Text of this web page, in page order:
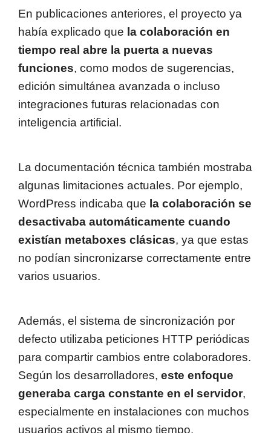
En publicaciones anteriores, el proyecto ya
había explicado que la colaboración en
tiempo real abre la puerta a nuevas
funciones, como modos de sugerencias,
edición simultánea avanzada o incluso
integraciones futuras relacionadas con
inteligencia artificial.
La documentación técnica también mostraba
algunas limitaciones actuales. Por ejemplo,
WordPress indicaba que la colaboración se
desactivaba automáticamente cuando
existían metaboxes clásicas, ya que estas
no podían sincronizarse correctamente entre
varios usuarios.
Además, el sistema de sincronización por
defecto utilizaba peticiones HTTP periódicas
para compartir cambios entre colaboradores.
Según los desarrolladores, este enfoque
generaba carga constante en el servidor,
especialmente en instalaciones con muchos
usuarios activos al mismo tiempo.